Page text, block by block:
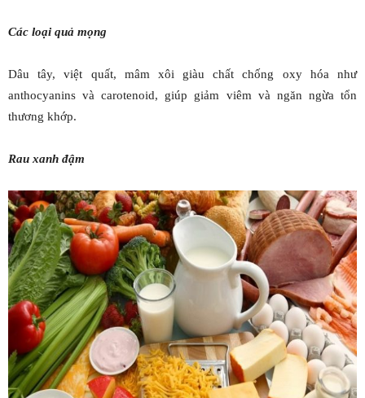
Các loại quả mọng
Dâu tây, việt quất, mâm xôi giàu chất chống oxy hóa như
anthocyanins và carotenoid, giúp giảm viêm và ngăn ngừa tổn
thương khớp.
Rau xanh đậm